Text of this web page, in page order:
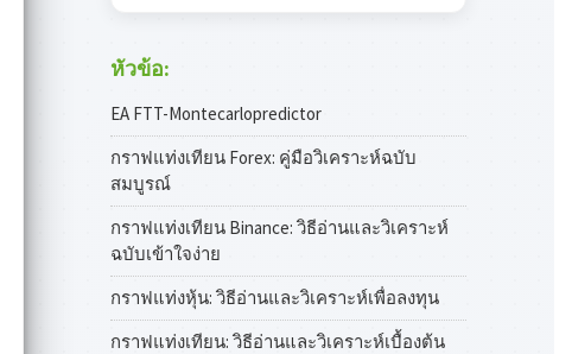
หัวข้อ:
EA FTT-Montecarlopredictor
กราฟแท่งเทียน Forex: คู่มือวิเคราะห์ฉบับ
สมบูรณ์
กราฟแท่งเทียน Binance: วิธีอ่านและวิเคราะห์
ฉบับเข้าใจง่าย
กราฟแท่งหุ้น: วิธีอ่านและวิเคราะห์เพื่อลงทุน
กราฟแท่งเทียน: วิธีอ่านและวิเคราะห์เบื้องต้น